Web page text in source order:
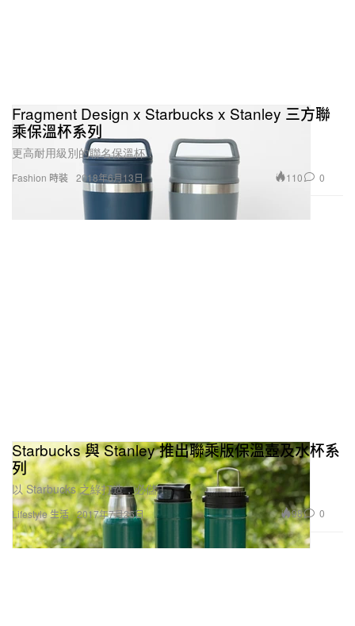
Fashion 時裝
Fragment Design x Starbucks x Stanley 三方聯
乘保溫杯系列
更高耐用級別的聯名保溫杯！
2018年6月13日 110 0
Lifestyle 生活
Starbucks 與 Stanley 推出聯乘版保溫壺及水杯系
列
以 Starbucks 之綠打造，必儲！
2017年7月26日 98 0